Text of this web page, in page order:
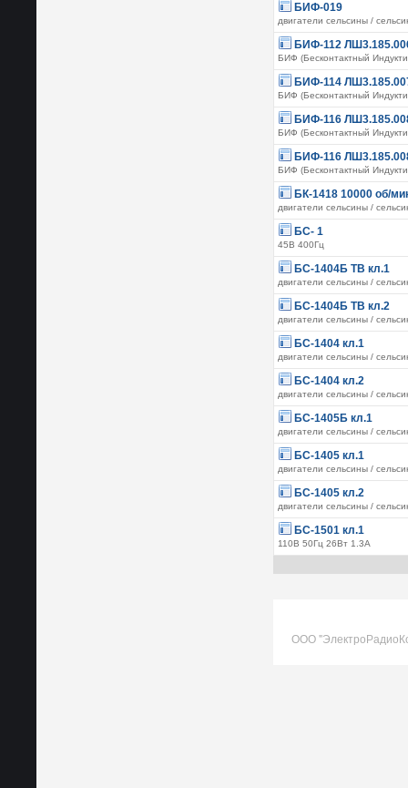
БИФ-019
двигатели сельсины /
БИФ-112
БИФ (Бесконтактный
БИФ-114
БИФ (Бесконтактный
БИФ-116
БИФ (Бесконтактный
БИФ-116
БИФ (Бесконтактный
БК-1418 10000 об/
двигатели сельсины /
БС- 1
45В 400Гц
БС-1404Б ТВ кл.1
двигатели сельсины /
БС-1404Б ТВ кл.2
двигатели сельсины /
БС-1404 кл.1
двигатели сельсины /
БС-1404 кл.2
двигатели сельсины /
БС-1405Б кл.1
двигатели сельсины /
БС-1405 кл.1
двигатели сельсины /
БС-1405 кл.2
двигатели сельсины /
БС-1501 кл.1
110В 50Гц 26Вт 1.3А
ООО